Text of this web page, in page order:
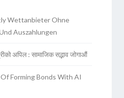
Wettanbieter Ohne
Auszahlungen
अपिल : सामाजिक सद्भाव जोगाऔं
Forming Bonds With AI